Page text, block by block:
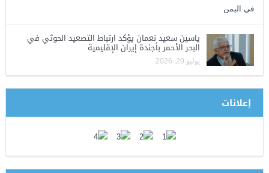
ياسين سعيد نعمان يؤكد ارتباط التصعيد الحوثي في
البحر الأحمر بأجندة إيران الإقليمية
يوليو 20, 2026
إعلانات